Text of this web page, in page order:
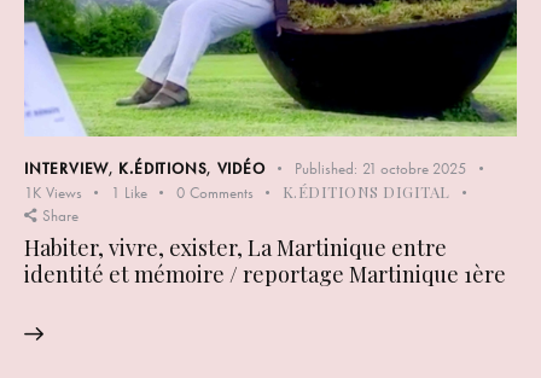
INTERVIEW, K.ÉDITIONS, VIDÉO Published: 21 octobre 2025
1K Views 1 Like 0 Comments
K.ÉDITIONS DIGITAL
Share
Habiter, vivre, exister, La Martinique entre
identité et mémoire / reportage Martinique 1ère